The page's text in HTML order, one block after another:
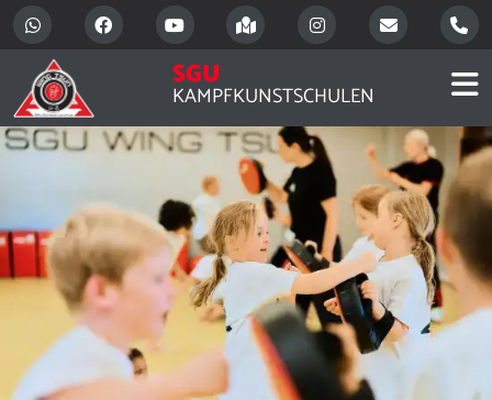
SGU
KAMPFKUNSTSCHULEN